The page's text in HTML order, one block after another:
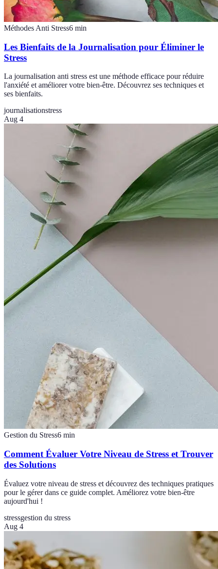
Méthodes Anti Stress6 min
Les Bienfaits de la Journalisation pour Éliminer le
Stress
La journalisation anti stress est une méthode efficace pour réduire
l'anxiété et améliorer votre bien-être. Découvrez ses techniques et
ses bienfaits.
journalisationstress
Aug 4
Gestion du Stress6 min
Comment Évaluer Votre Niveau de Stress et Trouver
des Solutions
Évaluez votre niveau de stress et découvrez des techniques pratiques
pour le gérer dans ce guide complet. Améliorez votre bien-être
aujourd'hui !
stressgestion du stress
Aug 4